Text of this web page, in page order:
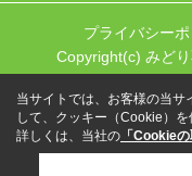
プライバシー
Copyright(c) みど
当サイトでは、お客様の当サ
して、クッキー（Cookie）を
詳しくは、当社の 「Cookie